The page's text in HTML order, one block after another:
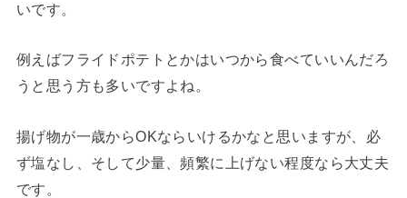
いです。
例えばフライドポテトとかはいつから食べていいんだろ
うと思う方も多いですよね。
揚げ物が一歳からOKならいけるかなと思いますが、必
ず塩なし、そして少量、頻繁に上げない程度なら大丈夫
です。